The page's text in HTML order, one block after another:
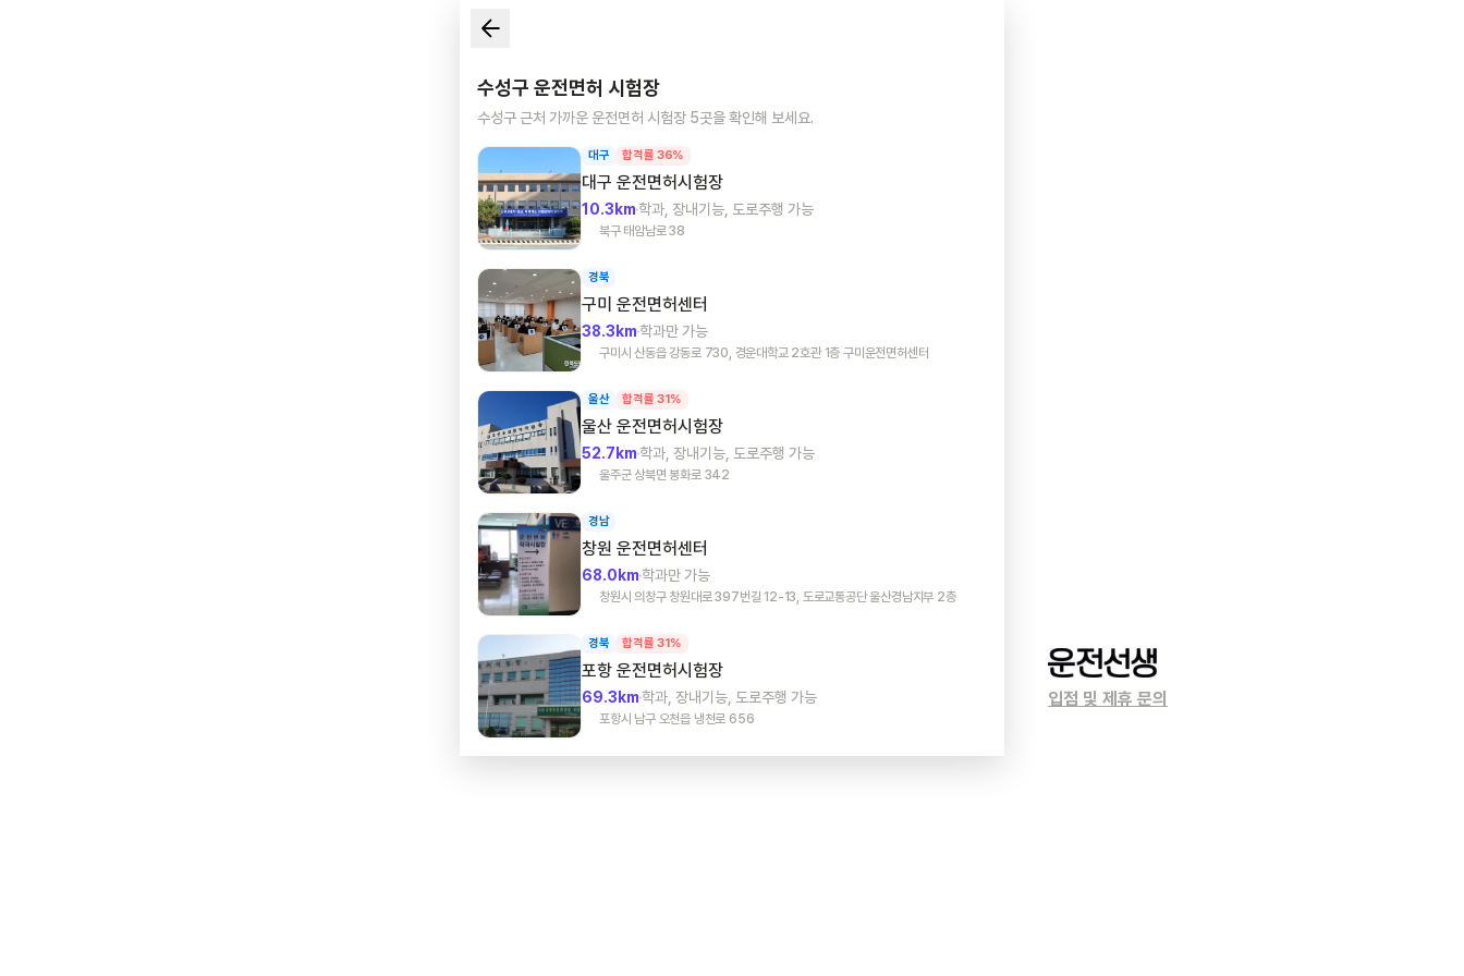
수성구 운전면허 시험장
수성구 근처 가까운 운전면허 시험장 5곳을 확인해 보세요.
대구 합격률 36%
대구 운전면허시험장
10.3km학과, 장내기능, 도로주행 가능
북구 태암남로 38
경북
구미 운전면허센터
38.3km학과만 가능
구미시 산동읍 강동로 730, 경운대학교 2호관 1층 구미운전면허센터
울산 합격률 31%
울산 운전면허시험장
52.7km학과, 장내기능, 도로주행 가능
울주군 상북면 봉화로 342
경남
창원 운전면허센터
68.0km학과만 가능
창원시 의창구 창원대로 397번길 12-13, 도로교통공단 울산경남지부 2층
경북 합격률 31%
포항 운전면허시험장
69.3km학과, 장내기능, 도로주행 가능
포항시 남구 오천읍 냉천로 656
입점 및 제휴 문의